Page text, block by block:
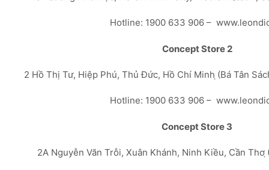
Hotline: 1900 633 906 –
Concept Store 2
2 Hồ Thị Tư, Hiệp Phú, Thủ Đức, Hồ Chí Minh ̣(Bá Tân
Hotline: 1900 633 906 –
Concept Store 3
2A Nguyễn Văn Trỗi, Xuân Khánh, Ninh Kiều, Cần Thơ